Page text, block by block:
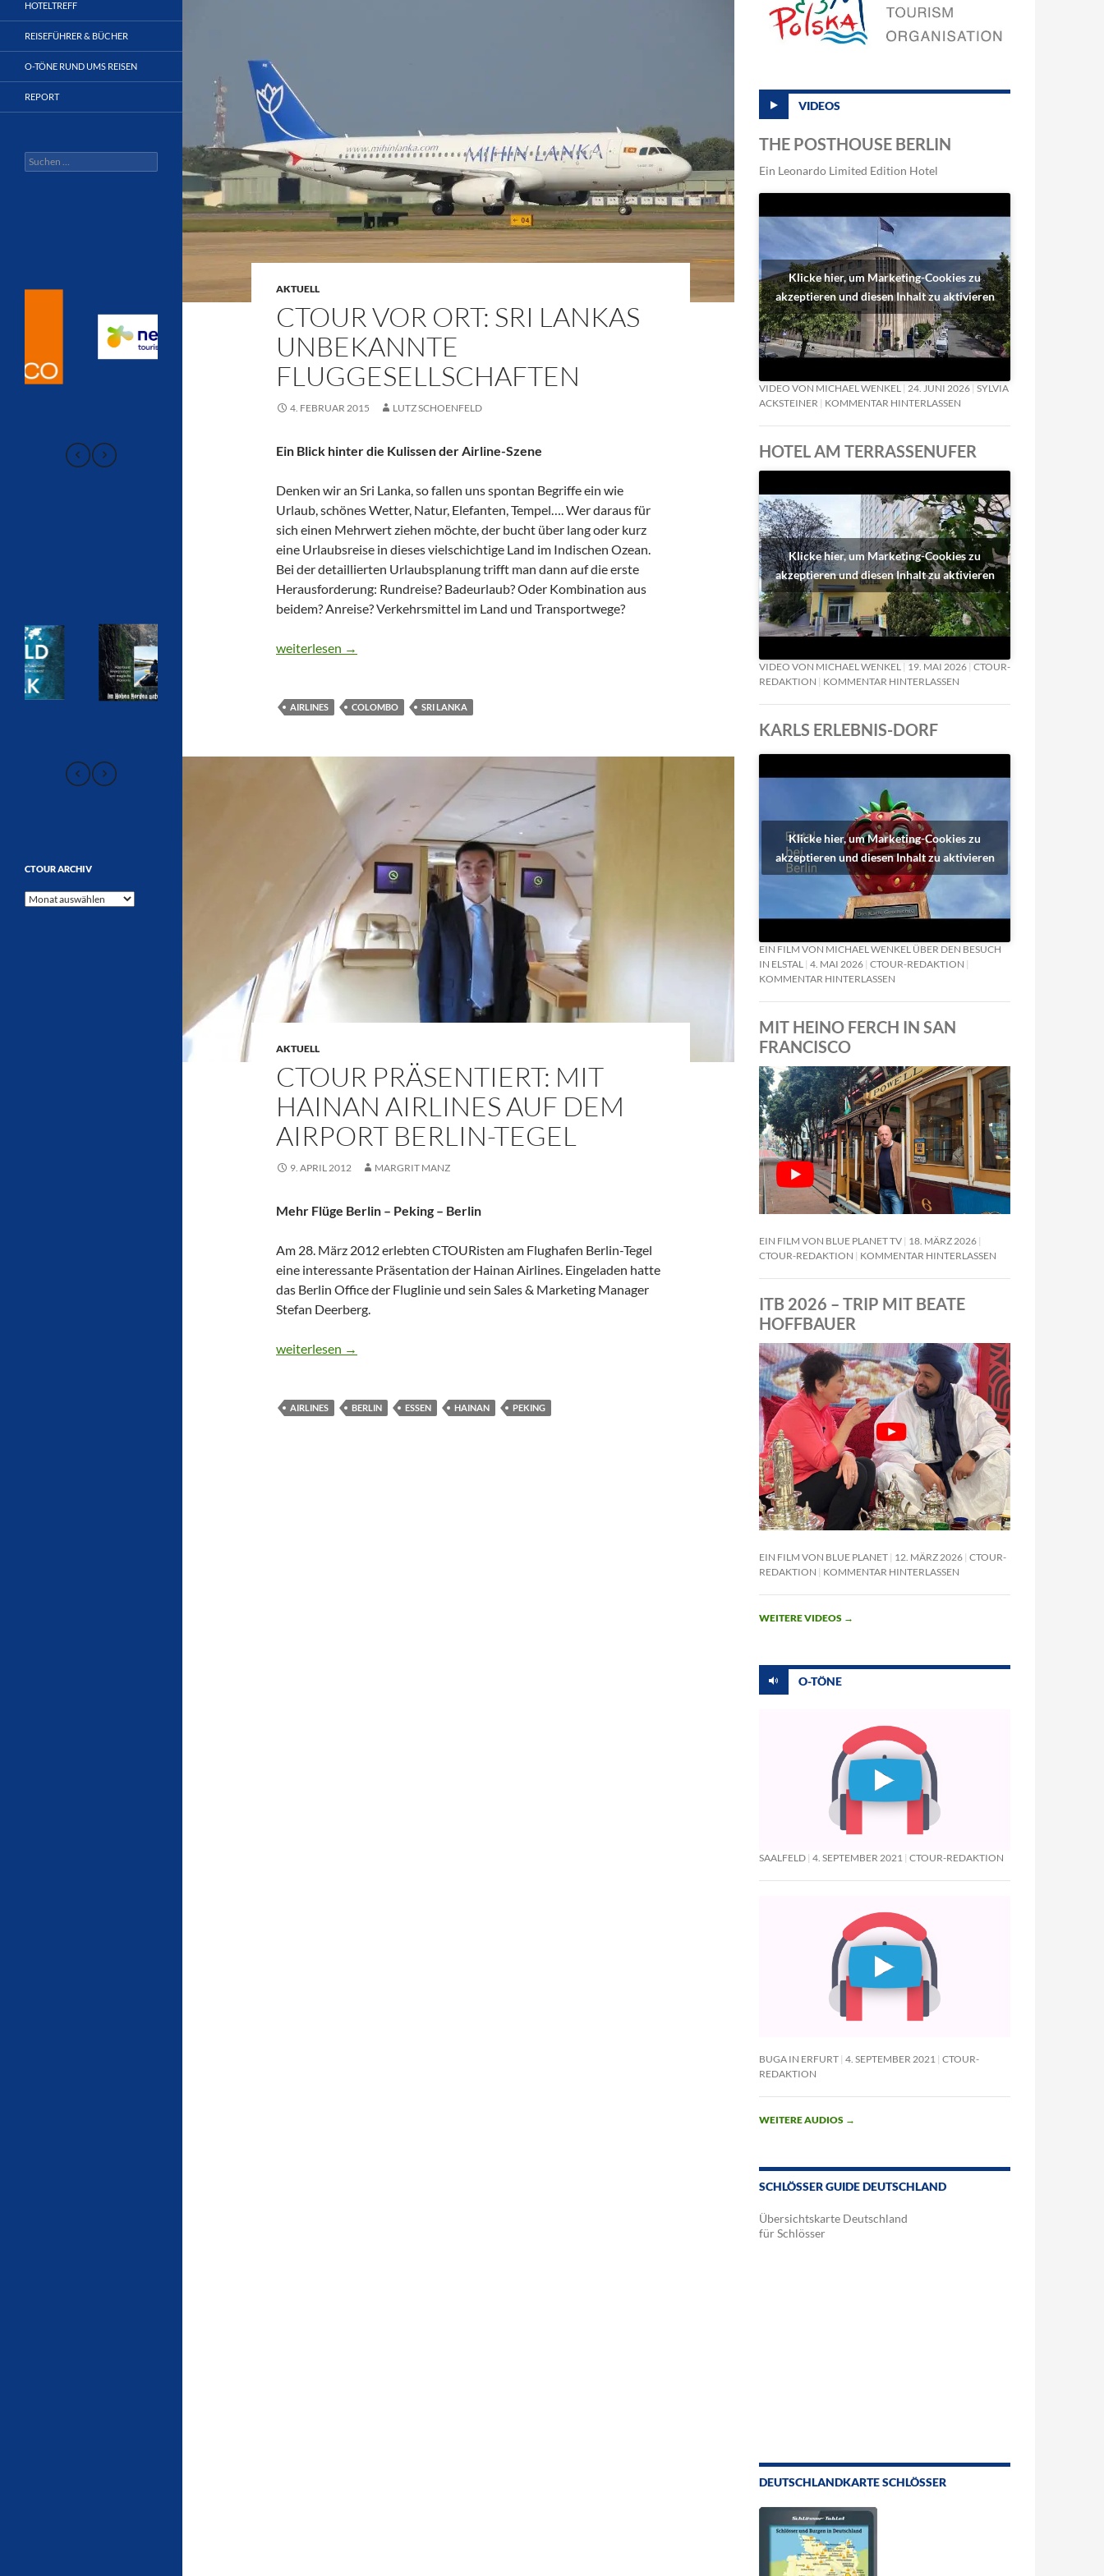
AKTUELL
CTOUR VOR ORT: SRI LANKAS
UNBEKANNTE
FLUGGESELLSCHAFTEN
4. FEBRUAR 2015 LUTZ SCHOENFELD
Ein Blick hinter die Kulissen der Airline-Szene
Denken wir an Sri Lanka, so fallen uns spontan Begriffe ein wie
Urlaub, schönes Wetter, Natur, Elefanten, Tempel…. Wer daraus für
sich einen Mehrwert ziehen möchte, der bucht über lang oder kurz
eine Urlaubsreise in dieses vielschichtige Land im Indischen Ozean.
Bei der detaillierten Urlaubsplanung trifft man dann auf die erste
Herausforderung: Rundreise? Badeurlaub? Oder Kombination aus
beidem? Anreise? Verkehrsmittel im Land und Transportwege?
CTOUR vor Ort: Sri Lankas unbekannte Fluggesellschaften
weiterlesen →
AIRLINES COLOMBO SRI LANKA
AKTUELL
CTOUR PRÄSENTIERT: MIT
HAINAN AIRLINES AUF DEM
AIRPORT BERLIN-TEGEL
9. APRIL 2012 MARGRIT MANZ
Mehr Flüge Berlin – Peking – Berlin
Am 28. März 2012 erlebten CTOURisten am Flughafen Berlin-Tegel
eine interessante Präsentation der Hainan Airlines. Eingeladen hatte
das Berlin Office der Fluglinie und sein Sales & Marketing Manager
Stefan Deerberg.
CTOUR präsentiert: Mit Hainan Airlines auf dem Airport Berlin-Tegel
weiterlesen →
AIRLINES BERLIN ESSEN HAINAN PEKING
VIDEOS
THE POSTHOUSE BERLIN
Ein Leonardo Limited Edition Hotel
Klicke hier, um Marketing-Cookies zu
akzeptieren und diesen Inhalt zu aktivieren
VIDEO VON MICHAEL WENKEL 24. JUNI 2026 SYLVIA
ACKSTEINER
KOMMENTAR HINTERLASSEN
HOTEL AM TERRASSENUFER
Klicke hier, um Marketing-Cookies zu
akzeptieren und diesen Inhalt zu aktivieren
VIDEO VON MICHAEL WENKEL 19. MAI 2026 CTOUR-
REDAKTION
KOMMENTAR HINTERLASSEN
KARLS ERLEBNIS-DORF
Klicke hier, um Marketing-Cookies zu
akzeptieren und diesen Inhalt zu aktivieren
EIN FILM VON MICHAEL WENKEL ÜBER DEN BESUCH
IN ELSTAL 4. MAI 2026 CTOUR-REDAKTION
KOMMENTAR HINTERLASSEN
MIT HEINO FERCH IN SAN
FRANCISCO
EIN FILM VON BLUE PLANET TV 18. MÄRZ 2026
CTOUR-REDAKTION
KOMMENTAR HINTERLASSEN
ITB 2026 – TRIP MIT BEATE
HOFFBAUER
EIN FILM VON BLUE PLANET 12. MÄRZ 2026 CTOUR-
REDAKTION
KOMMENTAR HINTERLASSEN
WEITERE VIDEOS →
O-TÖNE
SAALFELD 4. SEPTEMBER 2021 CTOUR-REDAKTION
BUGA IN ERFURT 4. SEPTEMBER 2021
CTOUR-
REDAKTION
WEITERE AUDIOS →
SCHLÖSSER GUIDE DEUTSCHLAND
Übersichtskarte Deutschland
für Schlösser
DEUTSCHLANDKARTE SCHLÖSSER
HOTELTREFF
REISEFÜHRER & BÜCHER
O-TÖNE RUND UMS REISEN
REPORT
Suchen
nach:
CTOUR ARCHIV
CTOUR